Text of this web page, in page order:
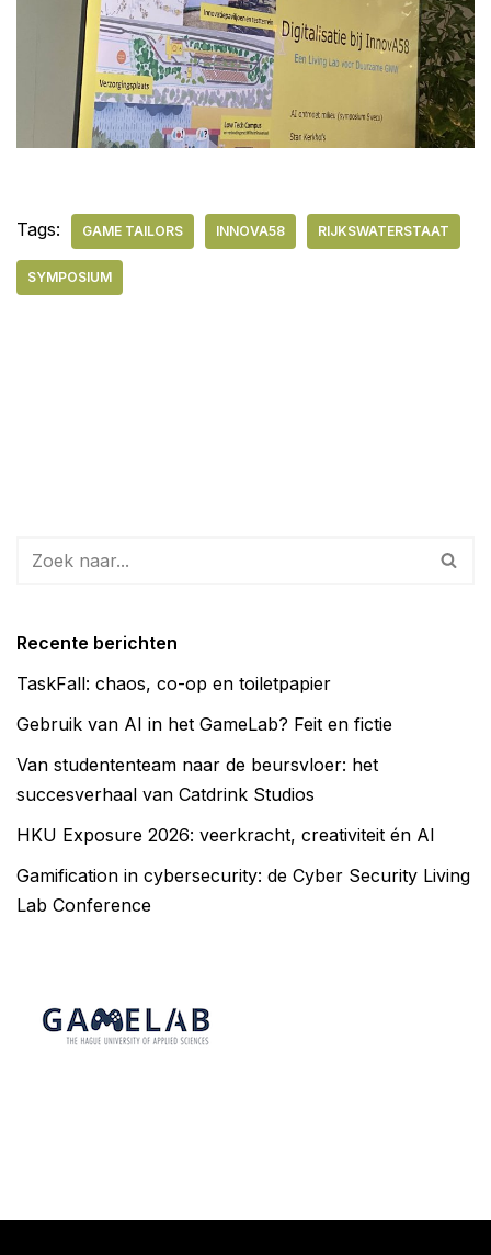
Tags: GAME TAILORS INNOVA58 RIJKSWATERSTAAT
SYMPOSIUM
Recente berichten
TaskFall: chaos, co-op en toiletpapier
Gebruik van AI in het GameLab? Feit en fictie
Van studententeam naar de beursvloer: het
succesverhaal van Catdrink Studios
HKU Exposure 2026: veerkracht, creativiteit én AI
Gamification in cybersecurity: de Cyber Security Living
Lab Conference